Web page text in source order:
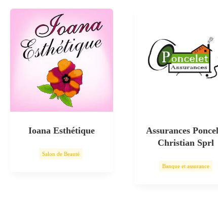
Ioana Esthétique
Salon de Beauté
Assurances
Christian Sprl
Banque et assurance